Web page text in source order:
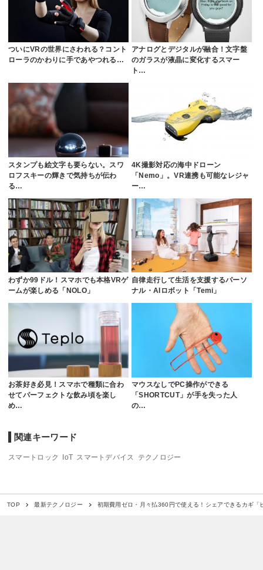
ついにVRの世界にさわれる？コント
ローラのかわりに手であやつれる…
アナログとデジタルが融合！文字盤
のガラスが液晶に変化するスマー
ト…
スタンプも絵文字も要らない。スワ
ロフスキーの輝きで気持ちが伝わ
る…
4K撮影対応の海中ドローン
「Nemo」。VR連携も可能なレジャ
ー…
わずか99ドル！スマホでも本格VRゲ
ームが楽しめる「NOLO」
自律走行して生活を支援するパーソ
ナル・AIロボット「Temi」
お茶好き必見！スマホで種類に合わ
せてパーフェクトな飲み頃を楽し
め…
マウスなしでPC操作ができる
「SHORTCUT」が手を失った人
の…
関連キーワード
スマートロック IoT スマートデバイス テクノロジー
TOP 最新テクノロジー 初期費用ゼロ・月々払360円で使える！シェアできるカギ「